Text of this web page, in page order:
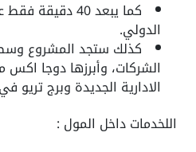
كما يبعد 40
الدولي.
كذلك ستجد المشروع
الشركات، وأبرزها دوجا
الادارية الجديدة وبرج تريو
اللخدمات داخل المول :